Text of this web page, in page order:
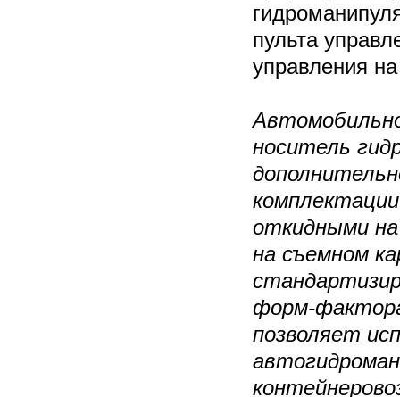
пульта
управления
носитель
откидными
на съемном
форм-
позволяет